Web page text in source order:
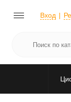
Вход